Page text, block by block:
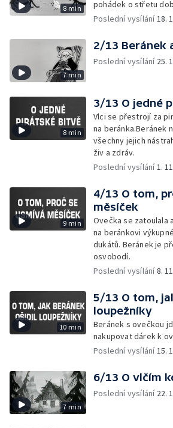
8 min
pohádek o střetu
Poslední vysílání18.
7 min
2/13 Beránek
Poslední vysílání 25.
8 min
3/13 O jedné
Vlci se přestrojí za
na beránka.Beránek
všechny jejich
živ a zdráv.
Poslední vysílání1.
9 min
4/13 O tom,
měsíček
Ovečka se zatoulala
na beránkovi
dukátů. Beránek je
osvobodí.
Poslední vysílání8.
10 min
5/13 O tom,
loupežníky
Beránek s ovečkou
nakupovat dárek k
Poslední vysílání15.
7 min
6/13 O vlčím
Poslední vysílání 22.